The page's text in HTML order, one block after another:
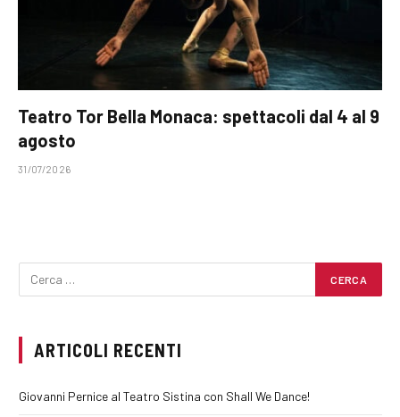
Teatro Tor Bella Monaca: spettacoli dal 4 al 9
agosto
31/07/2026
ARTICOLI RECENTI
Giovanni Pernice al Teatro Sistina con Shall We Dance!